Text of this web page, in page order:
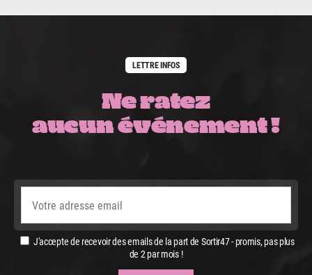
LETTRE INFOS
Ne ratez
aucun événement !
J'accepte de recevoir des emails de la part de Sortir47 - promis, pas plus
de 2 par mois !